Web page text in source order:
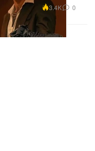
3.4K 0